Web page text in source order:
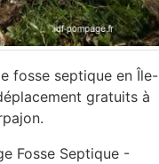
fosse septique en Île-
gratuits à
Fosse Septique -